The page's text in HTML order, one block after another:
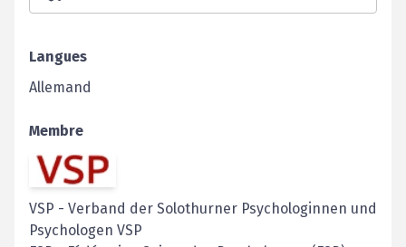
Langues
Allemand
Membre
VSP - Verband der Solothurner Psychologinnen und
Psychologen VSP